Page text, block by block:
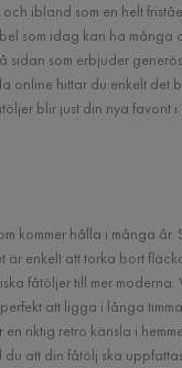
ibland som en helt
som idag kan ha många
sidan som erbjuder
online hittar du enkelt det
blir just din nya favorit i
kommer hålla i många år.
är enkelt att torka bort
fåtöljer till mer moderna.
att ligga i långa
en riktig retro känsla i
att din fåtölj ska uppfattas